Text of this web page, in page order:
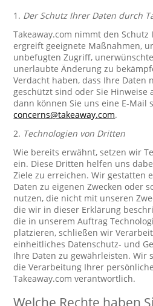
1. Der Schutz Ihrer Daten durch
Takeaway.com nimmt den
ergreift geeignete Maßnahmen,
unbefugten Zugriff,
unerlaubte Änderung zu
Verdacht haben, dass Ihre Daten
geschützt sind oder Sie Hinweise
dann können Sie uns eine E-Mail
concerns@takeaway.com.
2. Technologien von Dritten
Wie bereits erwähnt, setzen wir
ein. Diese Dritten helfen uns
Ziele zu erreichen. Wir gestatten
Daten zu eigenen Zwecken oder
nutzen, die nicht mit unseren
die wir in dieser Erklärung
die in unserem Auftrag
platzieren, schließen wir
einheitliches Datenschutz- und
Ihre Daten zu gewährleisten.
die Verarbeitung Ihrer
Takeaway.com verantwortlich.
Welche Rechte haben